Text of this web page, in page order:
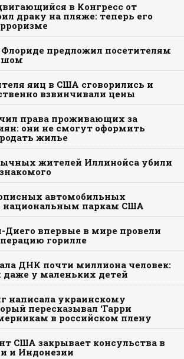
в Конгресс от
драку на пляже: теперь его
Флориде предложил посетителям
яиц в США сговорились и
взвинчивали цены
права проживающих за
они не смогут оформить
жилье
жителей Иллинойса убили
автомобильных
национальным паркам США
Диего впервые в мире провели
горилле
ДНК почти миллиона человек:
даже у маленьких детей
написала украинскому
пересказывал ‘Гарри
в российском плену
США закрывает консульства в
и Индонезии